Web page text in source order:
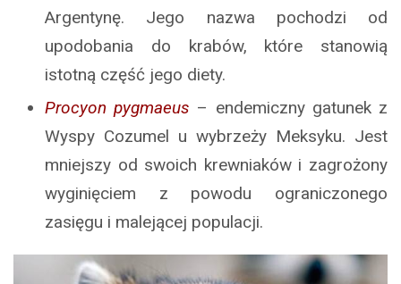
Argentynę. Jego nazwa pochodzi od
upodobania do krabów, które stanowią
istotną część jego diety.
Procyon pygmaeus – endemiczny gatunek z
Wyspy Cozumel u wybrzeży Meksyku. Jest
mniejszy od swoich krewniaków i zagrożony
wyginięciem z powodu ograniczonego
zasięgu i malejącej populacji.